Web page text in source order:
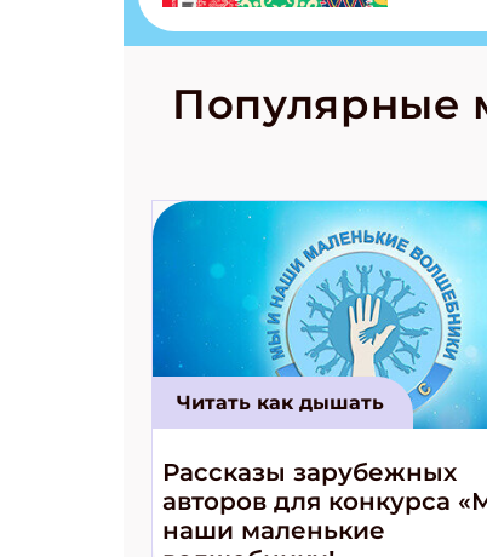
Популярные
Читать как дышать
Рассказы зарубежных
авторов для конкурса
наши маленькие